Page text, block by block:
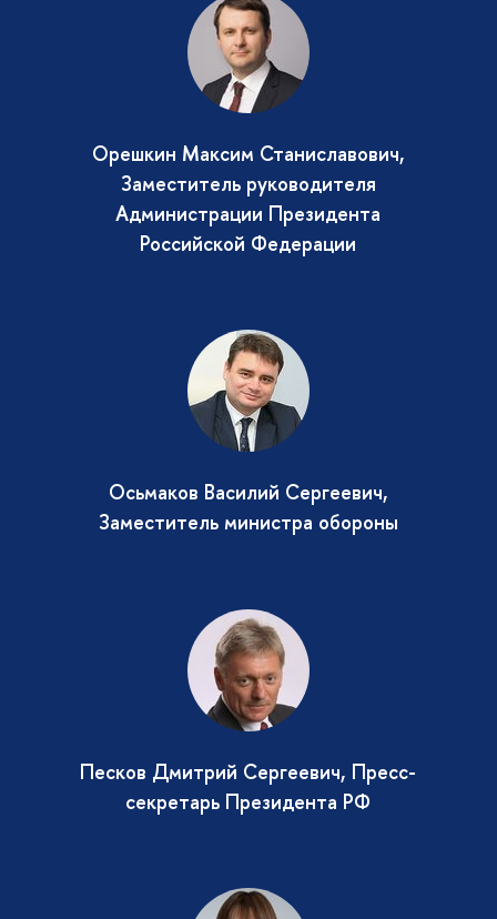
Орешкин Максим Станиславович,
Заместитель руководителя
Администрации Президента
Российской Федерации
Осьмаков Василий Сергеевич,
Заместитель министра обороны
Песков Дмитрий Сергеевич, Пресс-
секретарь Президента РФ